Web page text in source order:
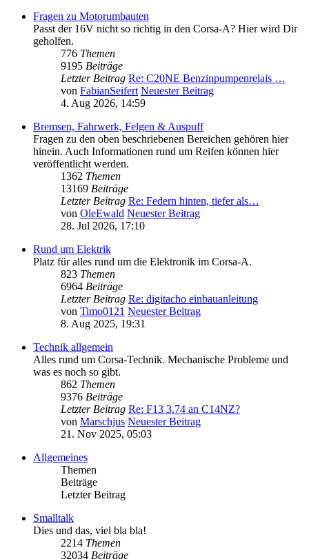
Fragen zu Motorumbauten
Passt der 16V nicht so richtig in den Corsa-A? Hier wird Dir
geholfen.
776 Themen
9195 Beiträge
Letzter Beitrag Re: C20NE Benzinpumpenrelais …
von FabianSeifert Neuester Beitrag
4. Aug 2026, 14:59
Bremsen, Fahrwerk, Felgen & Auspuff
Fragen zu den oben beschriebenen Bereichen gehören hier
hinein. Auch Informationen rund um Reifen können hier
veröffentlicht werden.
1362 Themen
13169 Beiträge
Letzter Beitrag Re: Federn hinten, tiefer als…
von OleEwald Neuester Beitrag
28. Jul 2026, 17:10
Rund um Elektrik
Platz für alles rund um die Elektronik im Corsa-A.
823 Themen
6964 Beiträge
Letzter Beitrag Re: digitacho einbauanleitung
von Timo0121 Neuester Beitrag
8. Aug 2025, 19:31
Technik allgemein
Alles rund um Corsa-Technik. Mechanische Probleme und
was es noch so gibt.
862 Themen
9376 Beiträge
Letzter Beitrag Re: F13 3.74 an C14NZ?
von Marschjus Neuester Beitrag
21. Nov 2025, 05:03
Allgemeines
Themen
Beiträge
Letzter Beitrag
Smalltalk
Dies und das, viel bla bla!
2214 Themen
32034 Beiträge